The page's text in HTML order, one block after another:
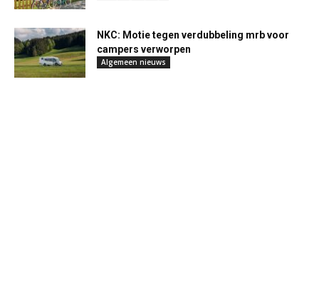
NKC: Motie tegen verdubbeling mrb voor
campers verworpen
Algemeen nieuws